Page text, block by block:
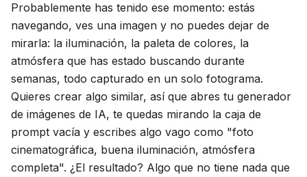
Probablemente has tenido ese momento: estás
navegando, ves una imagen y no puedes dejar de
mirarla: la iluminación, la paleta de colores, la
atmósfera que has estado buscando durante
semanas, todo capturado en un solo fotograma.
Quieres crear algo similar, así que abres tu generador
de imágenes de IA, te quedas mirando la caja de
prompt vacía y escribes algo vago como "foto
cinematográfica, buena iluminación, atmósfera
completa". ¿El resultado? Algo que no tiene nada que